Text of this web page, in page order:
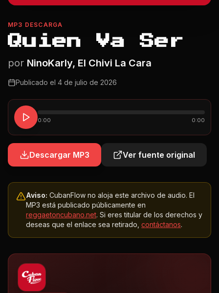
MP3 DESCARGA
Quien Va Ser
por NinoKarly, El Chivi La Cara
Publicado el 4 de julio de 2026
0:00 0:00
Descargar MP3 Ver fuente original
Aviso: CubanFlow no aloja este archivo de audio. El
MP3 está publicado públicamente en
reggaetoncubano.net. Si eres titular de los derechos y
deseas que el enlace sea retirado, contáctanos.